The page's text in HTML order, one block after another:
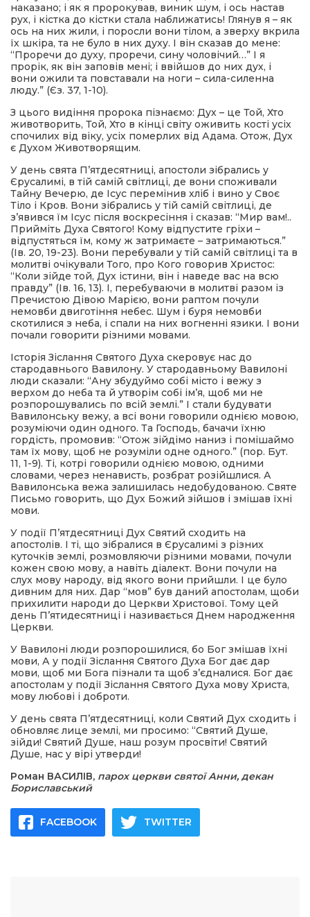
наказано; і як я пророкував, виник шум, і ось настав
рух, і кістка до кістки стала наближатись! Глянув я – як
ось на них жили, і поросли вони тілом, а зверху вкрила
їх шкіра, та не було в них духу. І він сказав до мене:
“Проречи до духу, проречи, сину чоловічий…” І я
прорік, як він заповів мені; і ввійшов до них дух, і
вони ожили та повставали на ноги – сила-силенна
люду.” (Єз. 37, 1-10).
З цього видіння пророка пізнаємо: Дух – це Той, Хто
животворить, Той, Хто в кінці світу оживить кості усіх
спочилих від віку, усіх померлих від Адама. Отож, Дух
є Духом Животворящим.
У день свята П’ятдесятниці, апостоли зібрались у
Єрусалимі, в тій самій світлиці, де вони споживали
Тайну Вечерю, де Ісус перемінив хліб і вино у Своє
Тіло і Кров. Вони зібрались у тій самій світлиці, де
з’явився їм Ісус після воскресіння і сказав: “Мир вам!..
Прийміть Духа Святого! Кому відпустите гріхи –
відпустяться їм, кому ж затримаєте – затримаються.”
(Ів. 20, 19-23). Вони перебували у тій самій світлиці та в
молитві очікували Того, про Кого говорив Христос:
“Коли зійде той, Дух істини, він і наведе вас на всю
правду” (Ів. 16, 13). І, перебуваючи в молитві разом із
Пречистою Дівою Марією, вони раптом почули
немовби двиготіння небес. Шум і буря немовби
скотилися з неба, і спали на них вогненні язики. І вони
почали говорити різними мовами.
Історія Зіслання Святого Духа скеровує нас до
стародавнього Вавилону. У стародавньому Вавилоні
люди сказали: “Ану збудуймо собі місто і вежу з
верхом до неба та й утворім собі ім’я, щоб ми не
розпорошувались по всій землі.” І стали будувати
Вавилонську вежу, а всі вони говорили однією мовою,
розуміючи один одного. Та Господь, бачачи їхню
гордість, промовив: “Отож зійдімо наниз і помішаймо
там їх мову, щоб не розуміли одне одного.” (пор. Бут.
11, 1-9). Ті, котрі говорили однією мовою, одними
словами, через ненависть, розбрат розійшлися. А
Вавилонська вежа залишилась недобудованою. Святе
Письмо говорить, що Дух Божий зійшов і змішав їхні
мови.
У події П’ятдесятниці Дух Святий сходить на
апостолів. І ті, що зібралися в Єрусалимі з різних
куточків землі, розмовляючи різними мовами, почули
кожен свою мову, а навіть діалект. Вони почули на
слух мову народу, від якого вони прийшли. І це було
дивним для них. Дар “мов” був даний апостолам, щоби
прихилити народи до Церкви Христової. Тому цей
день П’ятидесятниці і називається Днем народження
Церкви.
У Вавилоні люди розпорошилися, бо Бог змішав їхні
мови, А у події Зіслання Святого Духа Бог дає дар
мови, щоб ми Бога пізнали та щоб з’єдналися. Бог дає
апостолам у події Зіслання Святого Духа мову Христа,
мову любові і доброти.
У день свята П’ятдесятниці, коли Святий Дух сходить і
обновляє лице землі, ми просимо: “Святий Душе,
зійди! Святий Душе, наш розум просвіти! Святий
Душе, нас у вірі утверди!
Роман ВАСИЛІВ, парох церкви святої Анни, декан
Бориславський
FACEBOOK TWITTER